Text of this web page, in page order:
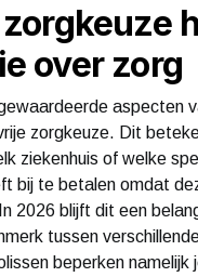
over zorg
aspecten
zorgkeuze. Dit
ziekenhuis of welke
bij te betalen omdat
2026 blijft dit een
tussen
beperken namelijk